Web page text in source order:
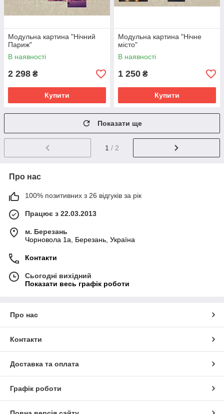
Модульна картина "Нічний
Париж"
В наявності
2 298 ₴
Купити
Модульна картина "Нічне
місто"
В наявності
1 250 ₴
Купити
Показати ще
1 / 2
Про нас
100% позитивних з 26 відгуків за рік
Працює з 22.03.2013
м. Березань
Чорновола 1а, Березань, Україна
Контакти
Сьогодні вихідний
Показати весь графік роботи
Про нас
Контакти
Доставка та оплата
Графік роботи